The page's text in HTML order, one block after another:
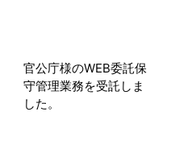
官公庁様のWEB委託保
守管理業務を受託しま
した。